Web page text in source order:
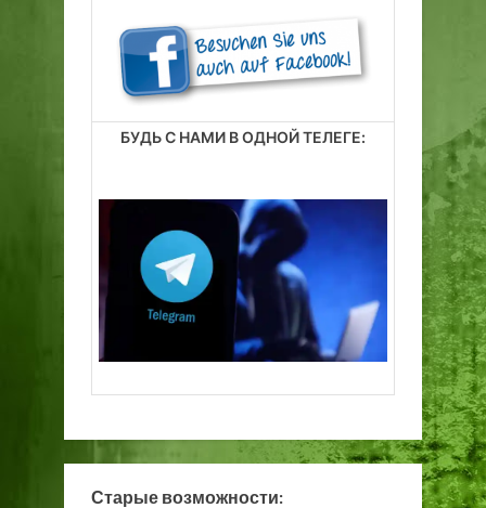
БУДЬ С НАМИ В ОДНОЙ ТЕЛЕГЕ:
Старые возможности: